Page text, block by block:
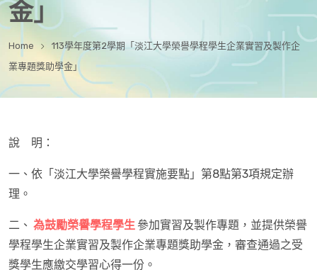
金」
Home
113學年度第2學期「淡江大學榮譽學程學生企業實習及製作企
業專題獎助學金」
說 明：
一、依「淡江大學榮譽學程實施要點」第8點第3項規定辦
理。
二、 為鼓勵榮譽學程學生 參加實習及製作專題，並提供榮譽
學程學生企業實習及製作企業專題獎助學金，審查通過之受
獎學生應繳交學習心得一份。